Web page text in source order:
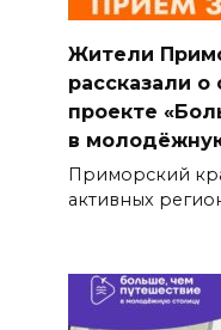
Жители
рассказали о
проекте
в
Приморский
активных